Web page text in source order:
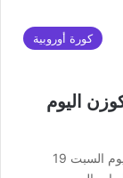
كورة أوروبية
اليوم
يستضيف باير ليفركوزن خصمه بايرن ميونخ مساء اليوم السبت 19